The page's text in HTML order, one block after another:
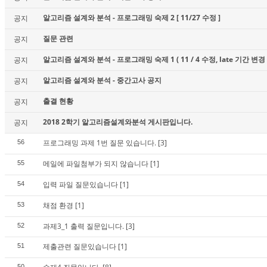
공지 알고리즘 설계와 분석 - 프로그래밍 숙제 2 [ 11/27 수정 ]
공지 질문 관련
공지 알고리즘 설계와 분석 - 프로그래밍 숙제 1 ( 11 / 4 수정, late 기간 변경
공지 알고리즘 설계와 분석 - 중간고사 공지
공지 출결 현황
공지 2018 2학기 알고리즘설계와분석 게시판입니다.
56 프로그래밍 과제 1번 질문 있습니다. [3]
55 메일에 파일첨부가 되지 않습니다 [1]
54 입력 파일 질문있습니다 [1]
53 채점 환경 [1]
52 과제3_1 출력 질문입니다. [3]
51 제출관련 질문있습니다 [1]